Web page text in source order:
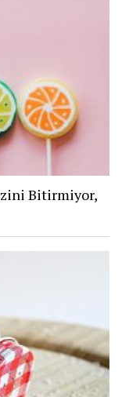
Bitirmiyor,